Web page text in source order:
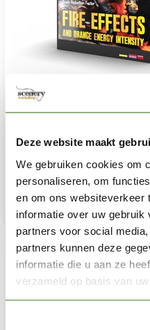
Deze website maakt
We gebruiken cookies om
personaliseren, om
en om ons websiteverkeer
informatie over uw gebruik
partners voor social
partners kunnen deze
informatie die u aan ze
verzameld op basis van
AK INTERACTIVE
Fire Effects Wargame
AK1071
Op voorraad